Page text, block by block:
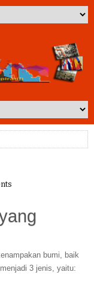
bumi, baik
3 jenis, yaitu: